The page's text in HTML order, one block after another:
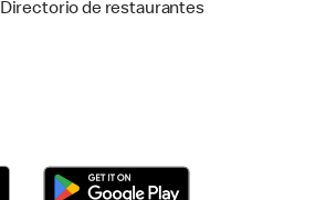
Directorio de restaurantes